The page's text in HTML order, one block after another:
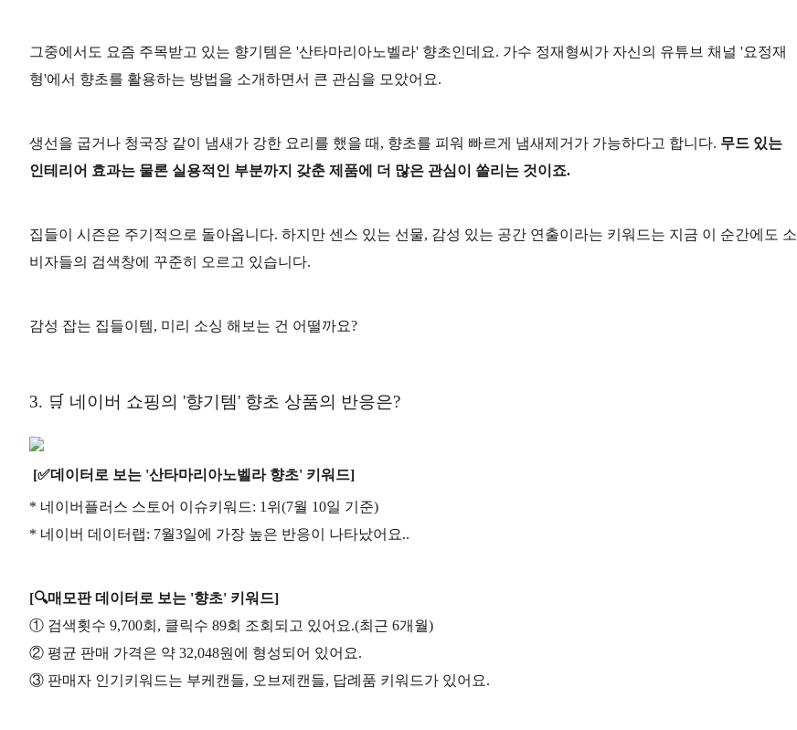
그중에서도 요즘 주목받고 있는 향기템은 '산타마리아노벨라' 향초인데요. 가수 정재형씨가 자신의 유튜브 채널 '요정재
형'에서 향초를 활용하는 방법을 소개하면서 큰 관심을 모았어요.
생선을 굽거나 청국장 같이 냄새가 강한 요리를 했을 때, 향초를 피워 빠르게 냄새제거가 가능하다고 합니다. 무드 있는
인테리어 효과는 물론 실용적인 부분까지 갖춘 제품에 더 많은 관심이 쏠리는 것이죠.
집들이 시즌은 주기적으로 돌아옵니다. 하지만 센스 있는 선물, 감성 있는 공간 연출이라는 키워드는 지금 이 순간에도 소
비자들의 검색창에 꾸준히 오르고 있습니다.
감성 잡는 집들이템, 미리 소싱 해보는 건 어떨까요?
3. 🛒 네이버 쇼핑의 '향기템' 향초 상품의 반응은?
[✅데이터로 보는 '산타마리아노벨라 향초' 키워드]
* 네이버플러스 스토어 이슈키워드: 1위(7월 10일 기준)
* 네이버 데이터랩: 7월3일에 가장 높은 반응이 나타났어요..
[🔍매모판 데이터로 보는 '향초' 키워드]
① 검색횟수 9,700회, 클릭수 89회 조회되고 있어요.(최근 6개월)
② 평균 판매 가격은 약 32,048원에 형성되어 있어요.
③ 판매자 인기키워드는 부케캔들, 오브제캔들, 답례품 키워드가 있어요.